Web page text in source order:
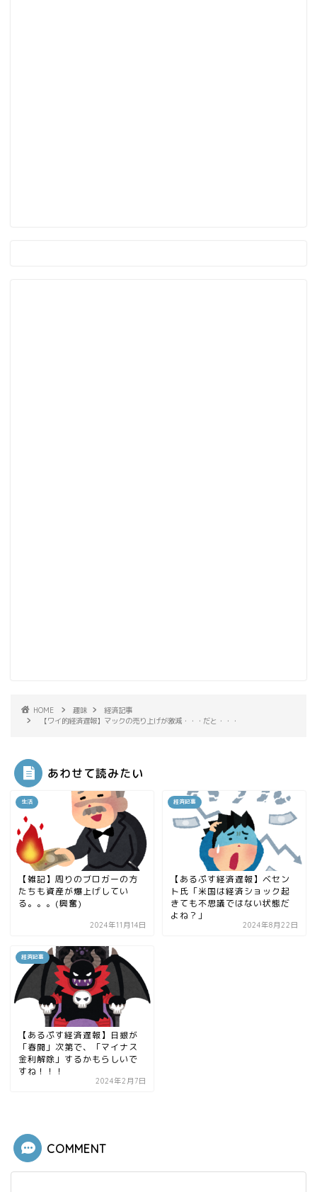
HOME 趣味
経済記事
【ワイ的経済遅報】マックの売り上げが激減・・・だと・・・
あわせて読みたい
生活
【雑記】周りのブロガーの方
たちも資産が爆上げしてい
る。。。(興奮)
2024年11月14日
経済記事
【あるぷす経済遅報】ベセン
ト氏「米国は経済ショック起
きても不思議ではない状態だ
よね？」
2024年8月22日
経済記事
【あるぷす経済遅報】日銀が
「春闘」次第で、「マイナス
金利解除」するかもらしいで
すね！！！
2024年2月7日
COMMENT